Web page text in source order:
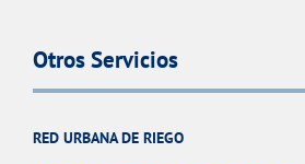
Otros Servicios
RED URBANA DE RIEGO